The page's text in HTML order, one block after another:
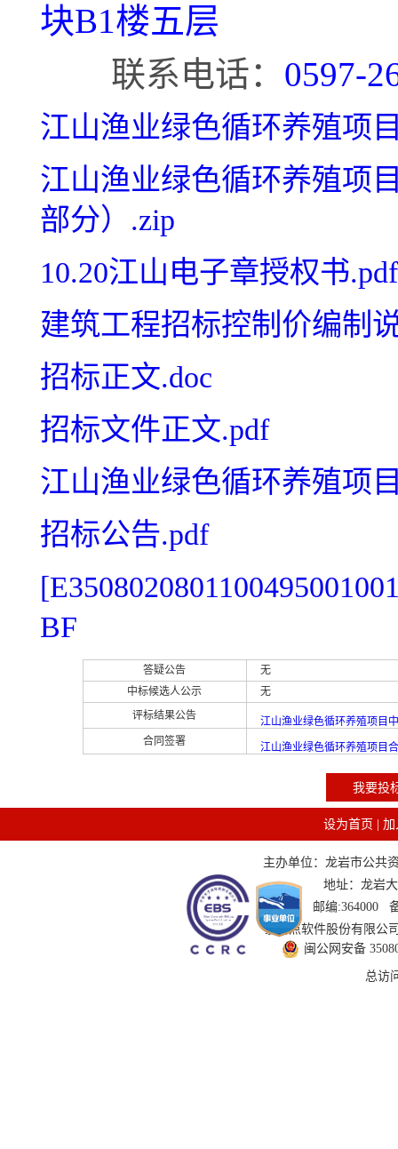
块B1楼五层
联系电话： 0597-
江山渔业绿色循环养殖项
江山渔业绿色循环养殖项
部分）.zip
10.20江山电子章授权书.pdf
建筑工程招标控制价编制
招标正文.doc
招标文件正文.pdf
江山渔业绿色循环养殖项
招标公告.pdf
BF
答疑公告
无
中标候选人公示
无
评标结果公告
江山渔业绿色循环养殖项目
合同签署
江山渔业绿色循环养殖项目
我要投
设为首页 加
主办单位：龙岩市公共
地址：龙岩
邮编:364000
技术支持：国泰新点软件股份有限
闽公网安备
总访